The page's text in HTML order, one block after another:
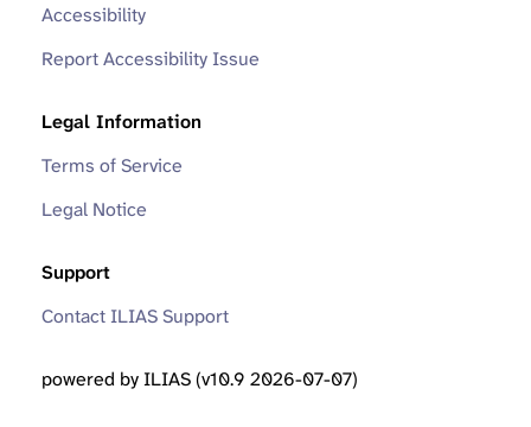
Accessibility
Report Accessibility Issue
Legal Information
Terms of Service
Legal Notice
Support
Contact ILIAS Support
powered by ILIAS (v10.9 2026-07-07)